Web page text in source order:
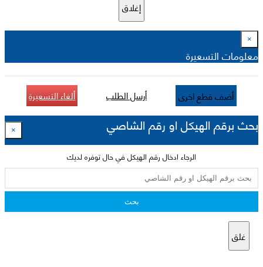
إغلاق
×
معلومات التسعيرة
أضف قطع اخرى أرسل الطلب ألغاء التسعيرة
بحث برقم الهيكل او رقم الشاصي ×
الرجاء ادخال رقم الهيكل في حال توفره لديك
بحث
غلق